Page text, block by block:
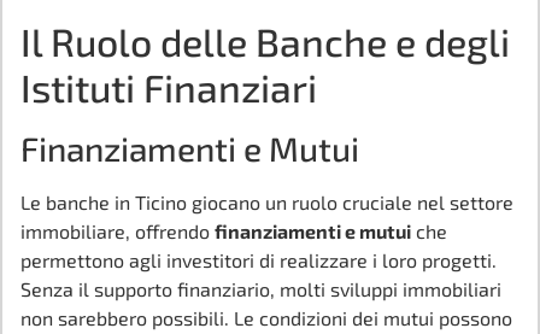
Il Ruolo delle Banche e degli
Istituti Finanziari
Finanziamenti e Mutui
Le banche in Ticino giocano un ruolo cruciale nel settore
immobiliare, offrendo finanziamenti e mutui che
permettono agli investitori di realizzare i loro progetti.
Senza il supporto finanziario, molti sviluppi immobiliari
non sarebbero possibili. Le condizioni dei mutui possono